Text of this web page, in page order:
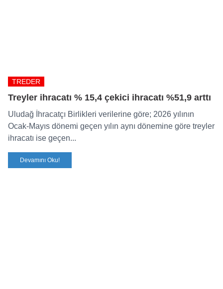
TREDER
Treyler ihracatı % 15,4 çekici ihracatı %51,9 arttı
Uludağ İhracatçı Birlikleri verilerine göre; 2026 yılının
Ocak-Mayıs dönemi geçen yılın aynı dönemine göre treyler
ihracatı ise geçen...
Devamını Oku!